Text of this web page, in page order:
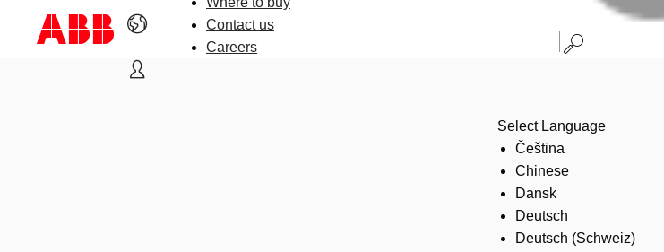
Contact us
Careers
Select Language
Čeština
Chinese
Dansk
Deutsch
Deutsch (Schweiz)